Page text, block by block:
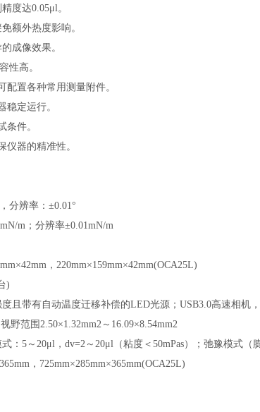
度达0.05μl。
额外热度影响。
成像效果。
性高。
配置各种常用测量附件。
稳定运行。
条件。
仪器的精准性。
分辨率：±0.01°
m；分辨率±0.01mN/m
，220mm×159mm×42mm(OCA25L)
)
且带有自动温度迁移补偿的LED光源；USB3.0高速相机
野范围2.50×1.32mm2～16.09×8.54mm2
：5～20μl，dv=2～20μl（粘度＜50mPas）；弛豫模式
，725mm×285mm×365mm(OCA25L)